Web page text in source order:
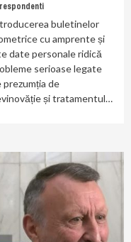
buletinelor
cu amprente și
date personale ridică
serioase legate
prezumția de
și tratamentul…